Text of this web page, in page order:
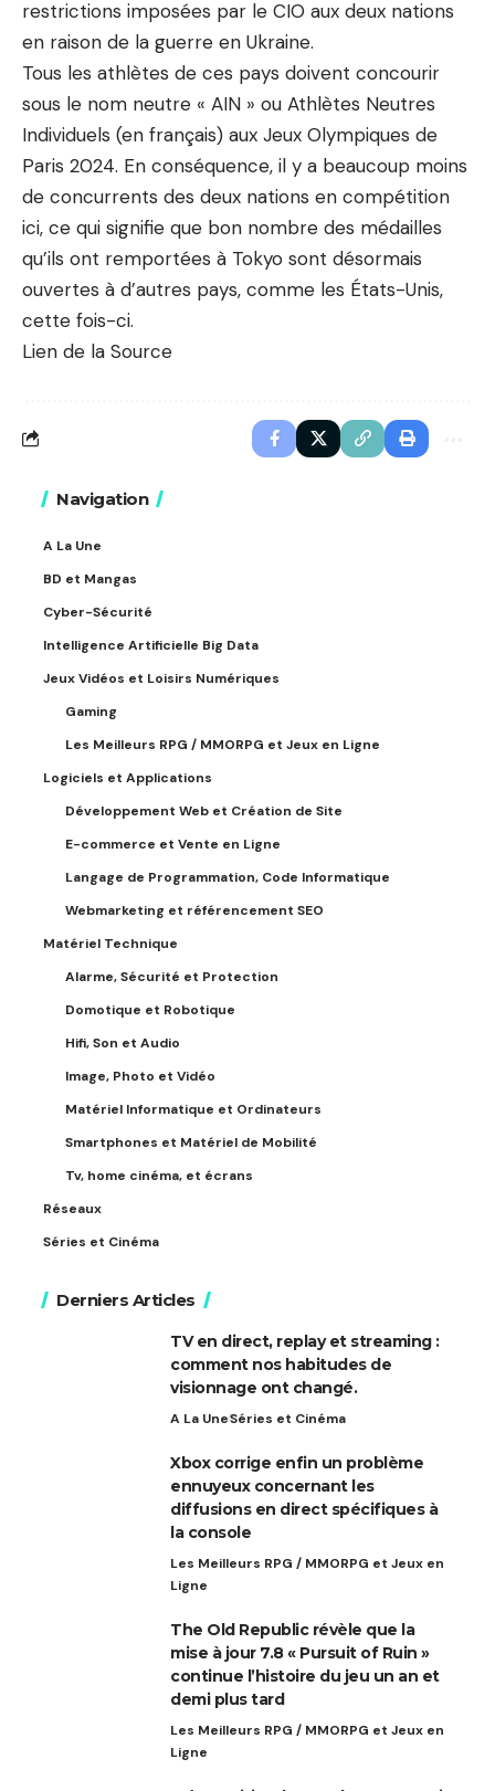
restrictions imposées par le CIO aux deux nations
en raison de la guerre en Ukraine.
Tous les athlètes de ces pays doivent concourir
sous le nom neutre « AIN » ou Athlètes Neutres
Individuels (en français) aux Jeux Olympiques de
Paris 2024. En conséquence, il y a beaucoup moins
de concurrents des deux nations en compétition
ici, ce qui signifie que bon nombre des médailles
qu’ils ont remportées à Tokyo sont désormais
ouvertes à d’autres pays, comme les États-Unis,
cette fois-ci.
Lien de la Source
Navigation
A La Une
BD et Mangas
Cyber-Sécurité
Intelligence Artificielle Big Data
Jeux Vidéos et Loisirs Numériques
Gaming
Les Meilleurs RPG / MMORPG et Jeux en Ligne
Logiciels et Applications
Développement Web et Création de Site
E-commerce et Vente en Ligne
Langage de Programmation, Code Informatique
Webmarketing et référencement SEO
Matériel Technique
Alarme, Sécurité et Protection
Domotique et Robotique
Hifi, Son et Audio
Image, Photo et Vidéo
Matériel Informatique et Ordinateurs
Smartphones et Matériel de Mobilité
Tv, home cinéma, et écrans
Réseaux
Séries et Cinéma
Derniers Articles
TV en direct, replay et streaming :
comment nos habitudes de
visionnage ont changé.
A La UneSéries et Cinéma
Xbox corrige enfin un problème
ennuyeux concernant les
diffusions en direct spécifiques à
la console
Les Meilleurs RPG / MMORPG et Jeux en
Ligne
The Old Republic révèle que la
mise à jour 7.8 « Pursuit of Ruin »
continue l’histoire du jeu un an et
demi plus tard
Les Meilleurs RPG / MMORPG et Jeux en
Ligne